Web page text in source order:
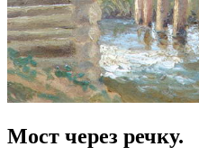
Мост через речку.